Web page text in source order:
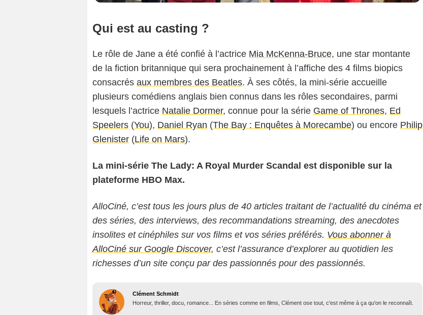
Qui est au casting ?
Le rôle de Jane a été confié à l’actrice Mia McKenna-Bruce, une star montante
de la fiction britannique qui sera prochainement à l’affiche des 4 films biopics
consacrés aux membres des Beatles. À ses côtés, la mini-série accueille
plusieurs comédiens anglais bien connus dans les rôles secondaires, parmi
lesquels l’actrice Natalie Dormer, connue pour la série Game of Thrones, Ed
Speelers (You), Daniel Ryan (The Bay : Enquêtes à Morecambe) ou encore Philip
Glenister (Life on Mars).
La mini-série The Lady: A Royal Murder Scandal est disponible sur la
plateforme HBO Max.
AlloCiné, c’est tous les jours plus de 40 articles traitant de l’actualité du cinéma et
des séries, des interviews, des recommandations streaming, des anecdotes
insolites et cinéphiles sur vos films et vos séries préférés. Vous abonner à
AlloCiné sur Google Discover, c’est l’assurance d’explorer au quotidien les
richesses d’un site conçu par des passionnés pour des passionnés.
Clément Schmidt
Horreur, thriller, docu, romance... En séries comme en films, Clément ose tout, c'est même à ça qu'on le reconnaît.